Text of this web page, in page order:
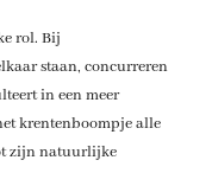
rol. Bij
staan, concurreren
in een meer
krentenboompje alle
zijn natuurlijke